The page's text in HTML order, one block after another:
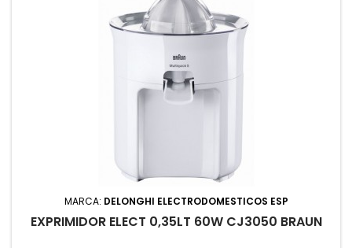
MARCA: DELONGHI ELECTRODOMESTICOS ESP
EXPRIMIDOR ELECT 0,35LT 60W CJ3050 BRAUN